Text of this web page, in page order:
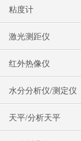
粘度计
激光测距仪
红外热像仪
水分分析仪/测定仪
天平/分析天平